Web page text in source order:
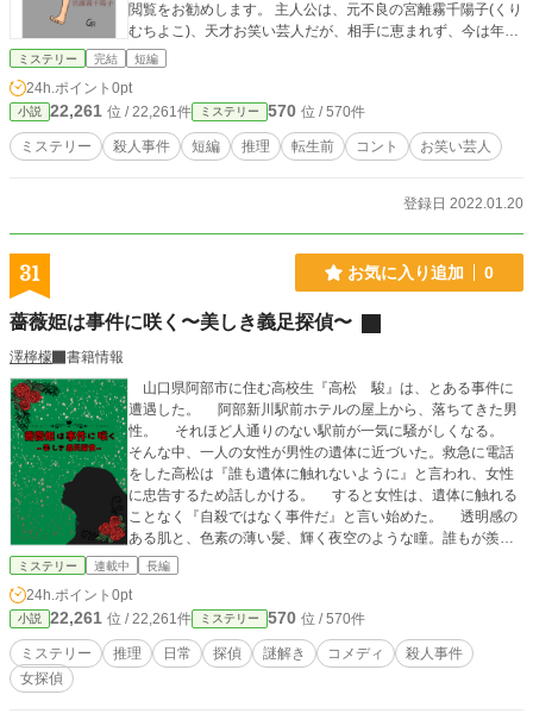
閲覧をお勧めします。 主人公は、元不良の宮離霧千陽子(くり
むちよこ)、天才お笑い芸人だが、相手に恵まれず、今は年下
で漫才作家希望のカリスマエージとコンビを組んでいる。 千
芸人であるが、ある日、知り合いの大阪府警の捜査一課の刑
事黒山五郎から、昔の不良時代に顔見知りであった氷神が殺
されたと教えてもらうところから物語は始まっていく。 普通
ではない殺され方をしていた氷神を不審に思う黒山は、何故
黒山と千陽子。 そして、もうすぐ迫る、関西コント大賞。 ど
もです。 よろしくお願いします。 インスタグラムで設定画を
公開中。 銀龍院鈴星かginryuuin_rinseiで検索できます。 ツ
イッターも始めました。
ミステリー 完結 短編
24h.ポイント 0pt
小説 22,261 位 / 22,261件 ミステリー 570 位 / 570件
ミステリー 殺人事件 短編 推理 転生前 コント お笑い芸人
登録日 2022.01.20
31 お気に入り追加 0
薔薇姫は事件に咲く〜美しき義足探偵〜
澤檸檬
書籍情報
山口県阿部市に住む高校生『高松 駿』は、とある事件に
遭遇した。 阿部新川駅前ホテルの屋上から、落ちてきた男
性。 それほど人通りのない駅前が一気に騒がしくなる。
そんな中、一人の女性が男性の遺体に近づいた。救急に電話
をした高松は『誰も遺体に触れないように』と言われ、女性
に忠告するため話しかける。 すると女性は、遺体に触れる
ことなく『自殺ではなく事件だ』と言い始めた。 透明感の
ある肌と、色素の薄い髪、輝く夜空のような瞳。誰もが羨む
ような容姿を持った彼女は、高松の制止を無視して、事件に
件の現場を見たいと考えた薔薇子は、高松に協力を依頼し
た。 右足が義肢である薔薇子一人では、屋上まで辿り着け
ないからだ。 こうして美しき義足探偵の足代わりとなった
高松は、謎という荊棘の道を、真実という花弁を目指して歩
ミステリー 連載中 長編
24h.ポイント 0pt
小説 22,261 位 / 22,261件 ミステリー 570 位 / 570件
ミステリー 推理 日常 探偵 謎解き コメディ
殺人事件
女探偵